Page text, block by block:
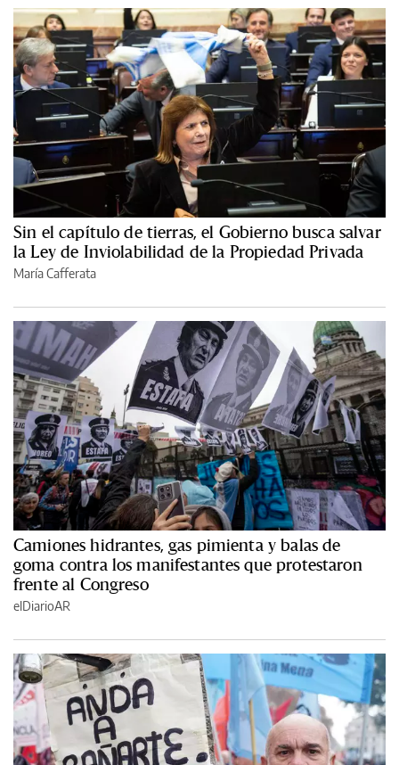
Sin el capítulo de tierras, el Gobierno busca salvar
la Ley de Inviolabilidad de la Propiedad Privada
María Cafferata
Camiones hidrantes, gas pimienta y balas de
goma contra los manifestantes que protestaron
frente al Congreso
elDiarioAR